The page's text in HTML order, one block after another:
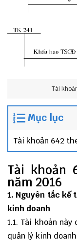
Tài
Mục lục
Tài khoản 642
Tài khoản
năm 2016
1. Nguyên tắc kế
kinh doanh
1.1. Tài khoản
quản lý kinh